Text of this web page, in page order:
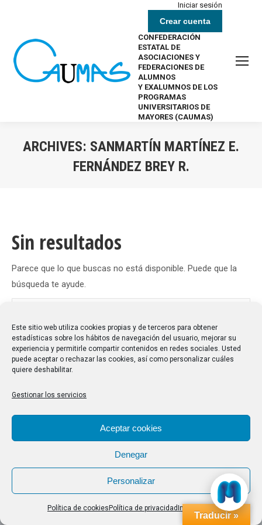
Este sitio web utiliza cookies propias y de terceros para obtener
estadísticas sobre los hábitos de navegación del usuario, mejorar su
experiencia y permitirle compartir contenidos en redes sociales. Usted
puede aceptar o rechazar las cookies, así como personalizar cuáles
quiere deshabilitar.
Gestionar los servicios
Aceptar cookies
Denegar
Personalizar
Política de cookies Política de privacidad Impressum
Iniciar sesión
Crear cuenta
CONFEDERACIÓN
ESTATAL DE
ASOCIACIONES Y
FEDERACIONES DE
ALUMNOS
Y EXALUMNOS DE LOS
PROGRAMAS
UNIVERSITARIOS DE
MAYORES (CAUMAS)
ARCHIVES: SANMARTÍN MARTÍNEZ E.
FERNÁNDEZ BREY R.
Sin resultados
Parece que lo que buscas no está disponible. Puede que la
búsqueda te ayude.
Traducir »